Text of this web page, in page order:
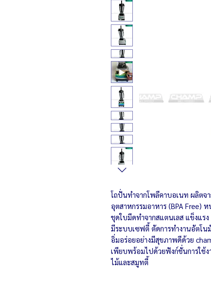
โถปั่นทำจากโพลีคาบอเนท ผลิตจ
อุตสาหกรรมอาหาร (BPA Free)
ชุดใบมีดทำจากสแตนเลส แข็งแร
มีระบบเซฟตี้ ตัดการทำงานอัตโน
อิ่มอร่อยอย่างมีสุขภาพดีด้วย
เพียบพร้อมไปด้วยฟังก์ชั่นการใ
ไม้และสมูทตี้